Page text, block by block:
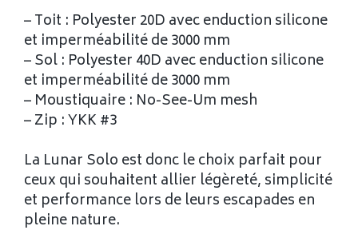
– Toit : Polyester 20D avec enduction silicone
et imperméabilité de 3000 mm
– Sol : Polyester 40D avec enduction silicone
et imperméabilité de 3000 mm
– Moustiquaire : No-See-Um mesh
– Zip : YKK #3
La Lunar Solo est donc le choix parfait pour
ceux qui souhaitent allier légèreté, simplicité
et performance lors de leurs escapades en
pleine nature.